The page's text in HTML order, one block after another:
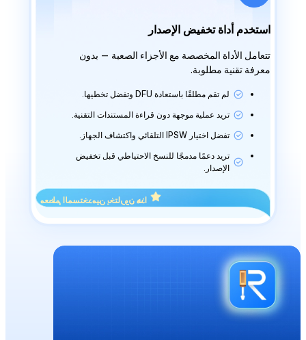
استخدم أداة تخفيض الإصدار
تتعامل الأداة المخصصة مع الأجزاء الصعبة — بدون
معرفة تقنية مطلوبة.
لم تقم مطلقًا باستعادة DFU وتفضل تخطيها.
تريد عملية موجهة دون قراءة المستندات التقنية.
تفضل اختيار IPSW التلقائي واكتشاف الجهاز.
تريد دعمًا مدمجًا للنسخ الاحتياطي قبل تخفيض
الإصدار.
معظم المستخدمين يختارون هذا